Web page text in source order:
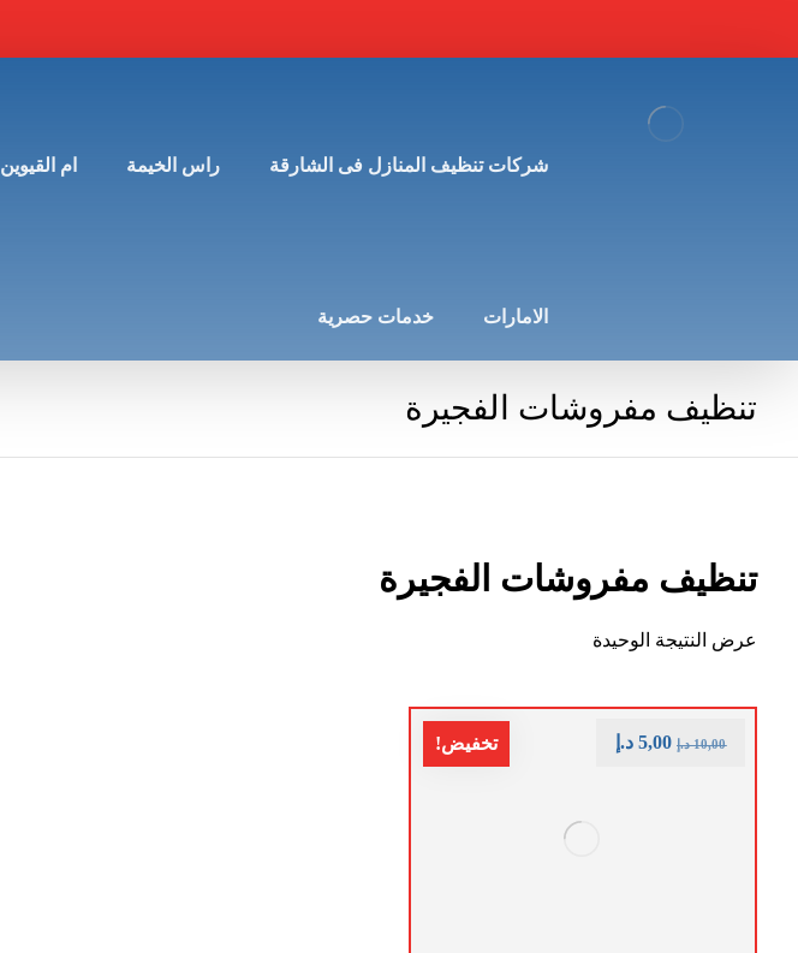
شركات تنظيف المنازل فى الشارقة راس الخيمة ام القيوين
الامارات خدمات حصرية
تنظيف مفروشات الفجيرة
تنظيف مفروشات الفجيرة
عرض النتيجة الوحيدة
تخفيض! 10,00 د.إ 5,00 د.إ